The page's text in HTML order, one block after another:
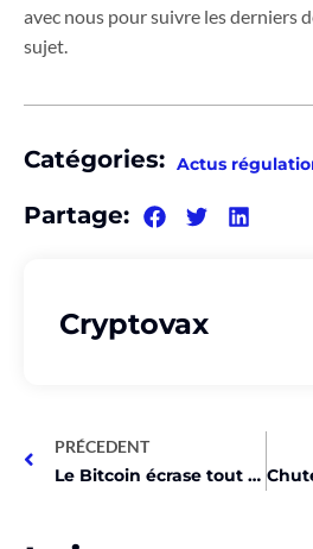
avec nous pour suivre les derniers
sujet.
Catégories: Actus
Partage:
Cryptovax
PRÉCEDENT
Le Bitcoin écrase tout ! Son prix chute mais domine toujours !